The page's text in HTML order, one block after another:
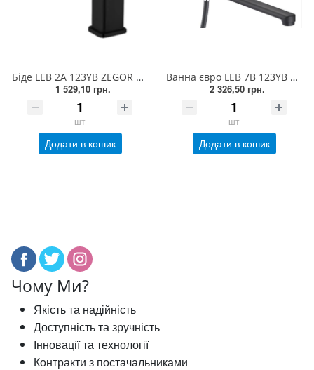
Біде LEB 2A 123YB ZEGOR k.35, на гайці, чорний (1/10)
1 529,10 грн.
шт
Додати в кошик
Ванна євро LEB 7B 123YB ZEGOR (TROYA) k.35, L-вилив, чорний (1/8)
2 326,50 грн.
шт
Додати в кошик
Чому Ми?
Якість та надійність
Доступність та зручність
Інновації та технології
Контракти з постачальниками